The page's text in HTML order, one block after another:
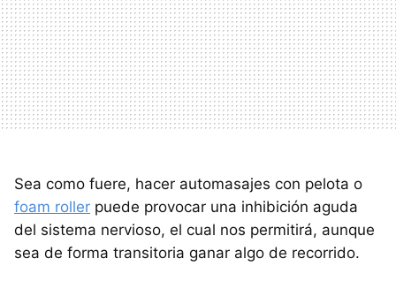
Sea como fuere, hacer automasajes con pelota o
foam roller puede provocar una inhibición aguda
del sistema nervioso, el cual nos permitirá, aunque
sea de forma transitoria ganar algo de recorrido.